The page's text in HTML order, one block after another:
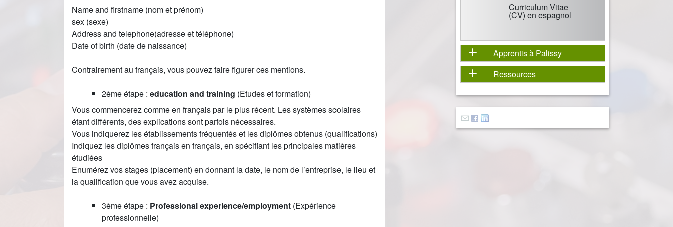
Name and firstname (nom et prénom)
sex (sexe)
Address and telephone(adresse et téléphone)
Date of birth (date de naissance)
Contrairement au français, vous pouvez faire figurer ces mentions.
2ème étape : education and training (Etudes et formation)
Vous commencerez comme en français par le plus récent. Les systèmes scolaires
étant différents, des explications sont parfois nécessaires.
Vous indiquerez les établissements fréquentés et les diplômes obtenus (qualifications)
Indiquez les diplômes français en français, en spécifiant les principales matières
étudiées
Enumérez vos stages (placement) en donnant la date, le nom de l’entreprise, le lieu et
la qualification que vous avez acquise.
3ème étape : Professional experience/employment (Expérience
professionnelle)
Curriculum Vitae
(CV) en espagnol
Apprentis à Palissy
Ressources